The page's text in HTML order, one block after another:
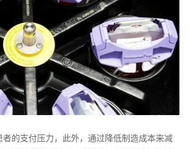
的支付压力，此外，通过降低制造成本来减